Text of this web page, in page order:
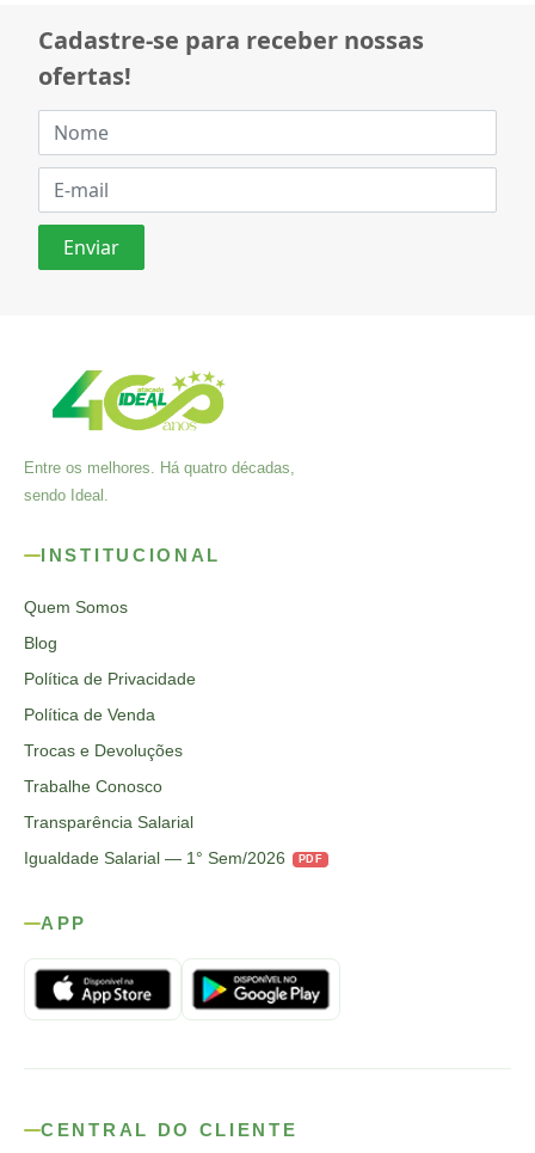
Cadastre-se para receber nossas
ofertas!
Entre os melhores. Há quatro décadas,
sendo Ideal.
INSTITUCIONAL
Quem Somos
Blog
Política de Privacidade
Política de Venda
Trocas e Devoluções
Trabalhe Conosco
Transparência Salarial
Igualdade Salarial — 1° Sem/2026
PDF
APP
CENTRAL DO CLIENTE